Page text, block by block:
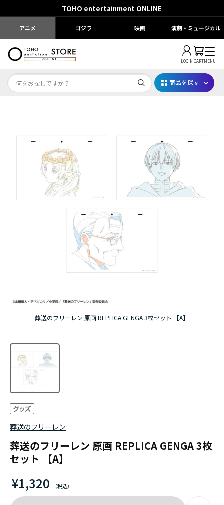
TOHO entertainment ONLINE
アニメ ゴジラ 映画 演劇・ミュージカル
LOGIN CARTMENU
映画ちいかわ
じゅじゅフェス 2026
薬屋のひとりごと 夏の園遊会2026
アニメ『僕のヒーローアカデミア』10周年
ハイキュー!!ジャージ＆ユニフォーム
『無職転生Ⅲ ～異世界行ったら本気だす～』
『ふつつかな悪女ではございますが ～雛宮蝶鼠と
商品を探す
葬送のフリーレン 原画 REPLICA GENGA 3枚セット 【A】
葬送のフリーレン
葬送のフリーレン 原画 REPLICA GENGA 3枚
セット 【A】
¥1,320